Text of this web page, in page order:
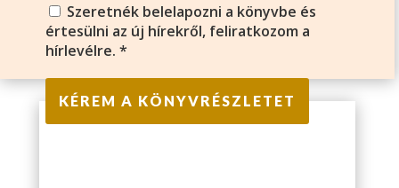
Szeretnék belelapozni a könyvbe és
értesülni az új hírekről, feliratkozom a
hírlevélre. *